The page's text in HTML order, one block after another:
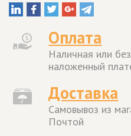
Оплата
Наличная или
наложенный
Доставка
Самовывоз из
Почтой